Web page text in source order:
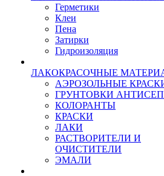
Герметики
Клеи
Пена
Затирки
Гидроизоляция
ЛАКОКРАСОЧНЫЕ
АЭРОЗОЛЬНЫЕ
ГРУНТОВКИ
КОЛОРАНТЫ
КРАСКИ
ЛАКИ
РАСТВОРИТЕЛИ И
ОЧИСТИТЕЛИ
ЭМАЛИ